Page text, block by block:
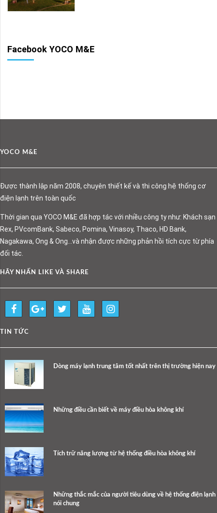
Facebook YOCO M&E
YOCO M&E
Được thành lập năm 2008, chuyên thiết kế và thi công hệ thống cơ
điện lạnh trên toàn quốc
Thời gian qua YOCO M&E đã hợp tác với nhiều công ty như: Khách sạn
Rex, PVcomBank, Sabeco, Pomina, Vinasoy, Thaco, HD Bank,
Nagakawa, Ong & Ong…và nhận được những phản hồi tích cực từ phía
đối tác.
HÃY NHẤN LIKE VÀ SHARE
TIN TỨC
Dòng máy lạnh trung tâm tốt nhất trên thị trường hiện nay
Những điều cần biết về máy điều hòa không khí
Tích trữ năng lượng từ hệ thống điều hòa không khí
Những thắc mắc của người tiêu dùng về hệ thống điện lạnh
nói chung